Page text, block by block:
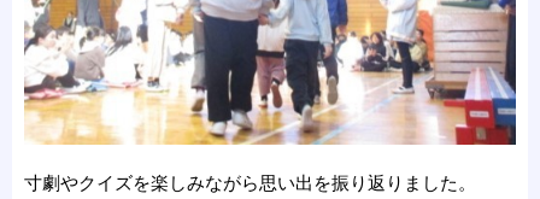
寸劇やクイズを楽しみながら思い出を振り返りました。